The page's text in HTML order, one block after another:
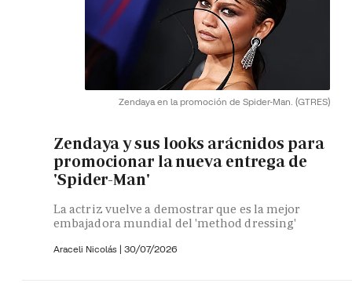
Zendaya en la promoción de Spider-Man. (GTRES)
Zendaya y sus looks arácnidos para
promocionar la nueva entrega de
'Spider-Man'
La actriz vuelve a demostrar que es la mejor
embajadora mundial del 'method dressing'
Araceli Nicolás | 30/07/2026